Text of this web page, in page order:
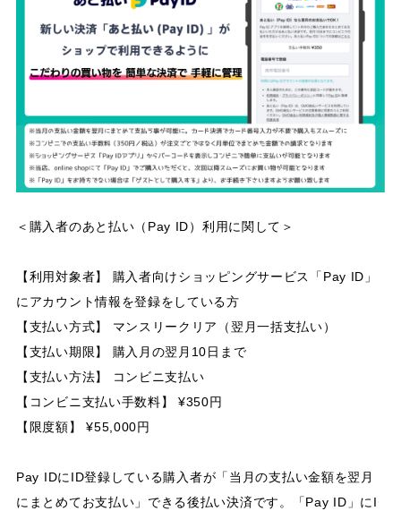
＜購入者のあと払い（Pay ID）利用に関して＞
【利用対象者】 購入者向けショッピングサービス「Pay ID」
にアカウント情報を登録をしている方
【支払い方式】 マンスリークリア（翌月一括支払い）
【支払い期限】 購入月の翌月10日まで
【支払い方法】 コンビニ支払い
【コンビニ支払い手数料】 ¥350円
【限度額】 ¥55,000円
Pay IDにID登録している購入者が「当月の支払い金額を翌月
にまとめてお支払い」できる後払い決済です。「Pay ID」にI